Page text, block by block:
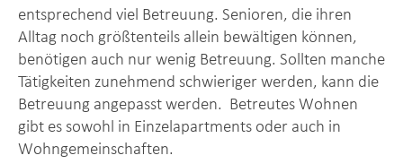
entsprechend viel Betreuung. Senioren, die ihren
Alltag noch größtenteils allein bewältigen können,
benötigen auch nur wenig Betreuung. Sollten manche
Tätigkeiten zunehmend schwieriger werden, kann die
Betreuung angepasst werden. Betreutes Wohnen
gibt es sowohl in Einzelapartments oder auch in
Wohngemeinschaften.